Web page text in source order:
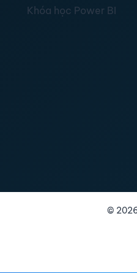
Khóa học Power BI
©